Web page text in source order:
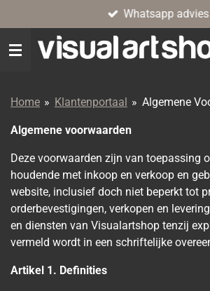
direct
naar
Whatsapp advies
Home » Klantenportaal » Algemene
Algemene voorwaarden
Deze voorwaarden zijn van toepassing
houdende met inkoop en verkoop en
website, inclusief doch niet beperkt tot
orderbevestigingen, verkopen en
en diensten van Visualartshop tenzij
vermeld wordt in een schriftelijke
Artikel 1. Definities